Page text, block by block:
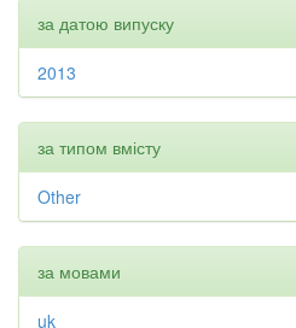
за датою випуску
2013
за типом вмісту
Other
за мовами
uk